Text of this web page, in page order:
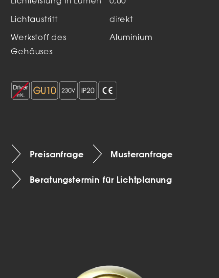
Lichtleistung in Lumen 0,00
Lichtaustritt direkt
Werkstoff des
Gehäuses
Aluminium
Preisanfrage Musteranfrage
Beratungstermin für Lichtplanung